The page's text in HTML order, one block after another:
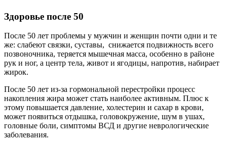
Здоровье после 50
После 50 лет проблемы у мужчин и женщин почти одни и те
же: слабеют связки, суставы, снижается подвижность всего
позвоночника, теряется мышечная масса, особенно в районе
рук и ног, а центр тела, живот и ягодицы, напротив, набирает
жирок.
После 50 лет из-за гормональной перестройки процесс
накопления жира может стать наиболее активным. Плюс к
этому повышается давление, холестерин и сахар в крови,
может появиться отдышка, головокружение, шум в ушах,
головные боли, симптомы ВСД и другие неврологические
заболевания.